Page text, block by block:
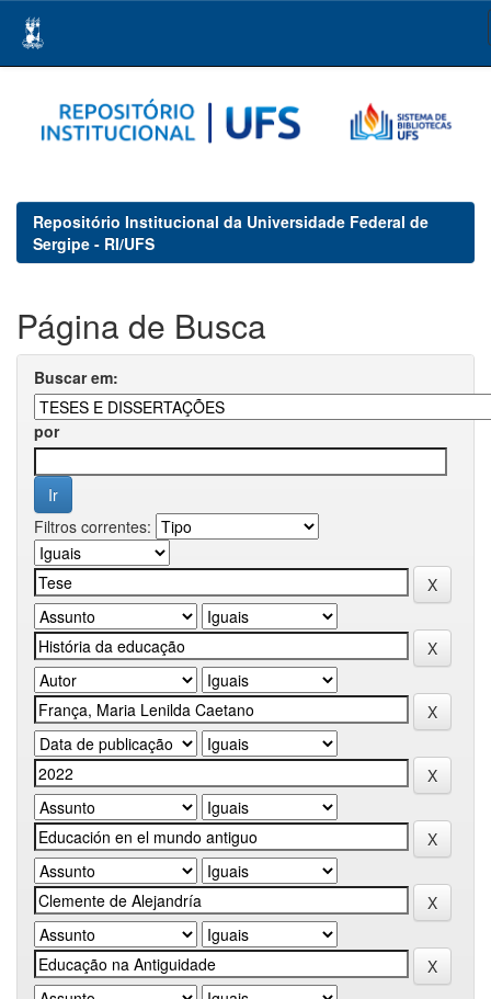
navigation
Repositório Institucional da Universidade Federal de
Sergipe - RI/UFS
Página de Busca
Buscar em:
por
Filtros correntes: